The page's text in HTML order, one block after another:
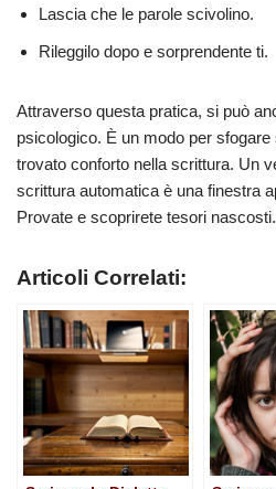
Lascia che le parole scivolino.
Rileggilo dopo e sorprendente ti.
Attraverso questa pratica, si può
psicologico. È un modo per
trovato conforto nella scrittura. Un
scrittura automatica è una finestra
Provate e scoprirete tesori nascosti.
Articoli Correlati: